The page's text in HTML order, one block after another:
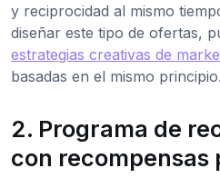
y reciprocidad al mismo
diseñar este tipo de ofertas,
estrategias creativas de
basadas en el mismo principio.
2. Programa de
con recompensas